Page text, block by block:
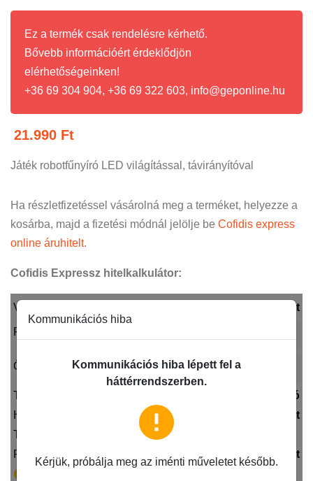
Ez a termék csak rendelésre kérhető.
Bővebb információért érdeklődjön
elérhetőségeinken!
+36 69 304 904, +36 69 322 603, info@geponline.hu
21.990 Ft
Játék robotfűnyíró LED világítással, távirányítóval
Ha részletfizetéssel vásárolná meg a terméket, helyezze a
kosárba, majd a fizetési módnál jelölje be Cofidis express
online áruhitelt.
Cofidis Expressz hitelkalkulátor: